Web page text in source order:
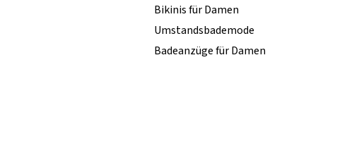
Bikinis für Damen
Umstandsbademode
Badeanzüge für Damen